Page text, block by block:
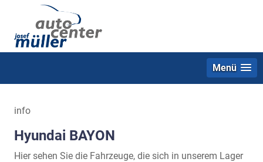
Menü
info
Hyundai BAYON
Hier sehen Sie die Fahrzeuge, die sich in unserem Lager